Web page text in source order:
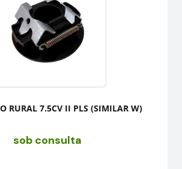
RURAL 7.5CV II PLS (SIMILAR W)
sob consulta